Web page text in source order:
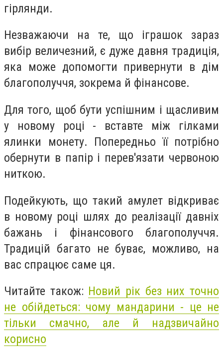
гірлянди.
Незважаючи на те, що іграшок зараз
вибір величезний, є дуже давня традиція,
яка може допомогти привернути в дім
благополуччя, зокрема й фінансове.
Для того, щоб бути успішним і щасливим
у новому році - вставте між гілками
ялинки монету. Попередньо її потрібно
обернути в папір і перев'язати червоною
ниткою.
Подейкують, що такий амулет відкриває
в новому році шлях до реалізації давніх
бажань і фінансового благополуччя.
Традицій багато не буває, можливо, на
вас спрацює саме ця.
Читайте також: Новий рік без них точно
не обійдеться: чому мандарини - це не
тільки смачно, але й надзвичайно
корисно